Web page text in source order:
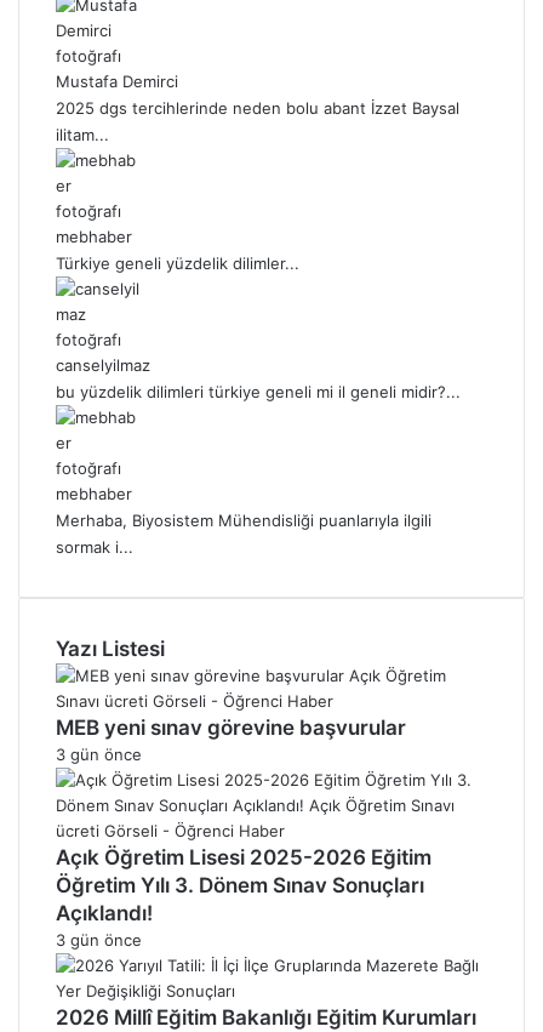
Mustafa Demirci
2025 dgs tercihlerinde neden bolu abant İzzet Baysal
ilitam...
mebhaber
Türkiye geneli yüzdelik dilimler...
canselyilmaz
bu yüzdelik dilimleri türkiye geneli mi il geneli midir?...
mebhaber
Merhaba, Biyosistem Mühendisliği puanlarıyla ilgili
sormak i...
Yazı Listesi
MEB yeni sınav görevine başvurular
3 gün önce
Açık Öğretim Lisesi 2025-2026 Eğitim
Öğretim Yılı 3. Dönem Sınav Sonuçları
Açıklandı!
3 gün önce
2026 Millî Eğitim Bakanlığı Eğitim Kurumları